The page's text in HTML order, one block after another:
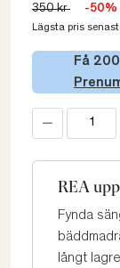
350 kr -50%
Lägsta pris
Få
REA
Fynda
långt